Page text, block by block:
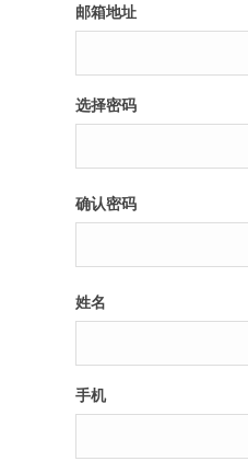
纪录片2 青年人不同活法
出彩2016
邮箱地址
选择密码
确认密码
姓名
手机